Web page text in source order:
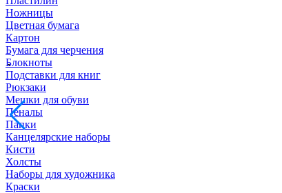
Ножницы
Цветная бумага
Картон
Бумага для черчения
Блокноты
Подставки для книг
Рюкзаки
Мешки для обуви
Пеналы
Папки
Канцелярские наборы
Кисти
Холсты
Наборы для художника
Краски